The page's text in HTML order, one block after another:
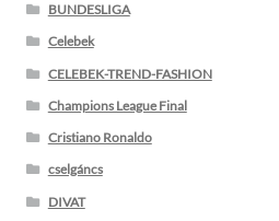
BUNDESLIGA
Celebek
CELEBEK-TREND-FASHION
Champions League Final
Cristiano Ronaldo
cselgáncs
DIVAT